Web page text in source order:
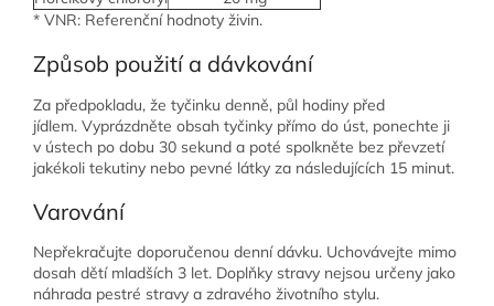
* VNR: Referenční hodnoty živin.
Způsob použití a dávkování
Za předpokladu, že tyčinku denně, půl hodiny před
jídlem. Vyprázdněte obsah tyčinky přímo do úst, ponechte ji
v ústech po dobu 30 sekund a poté spolkněte bez převzetí
jakékoli tekutiny nebo pevné látky za následujících 15 minut.
Varování
Nepřekračujte doporučenou denní dávku. Uchovávejte mimo
dosah dětí mladších 3 let. Doplňky stravy nejsou určeny jako
náhrada pestré stravy a zdravého životního stylu.